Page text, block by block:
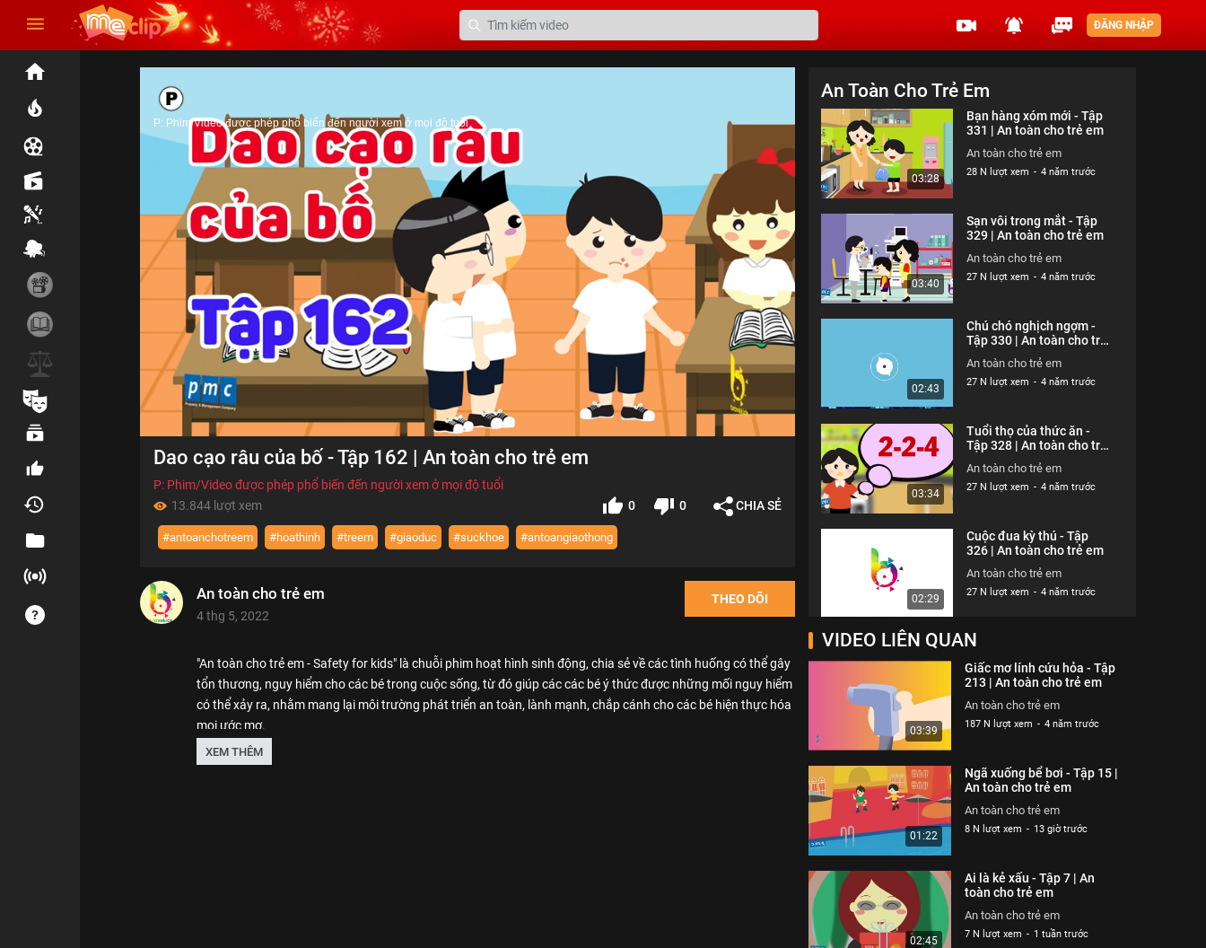
ĐĂNG NHẬP
Volume
70%
P: Phim/Video được phép phổ biến đến người xem ở mọi độ tuổi
Dao cạo râu của bố - Tập 162 | An toàn cho trẻ em
P: Phim/Video được phép phổ biến đến người xem ở mọi độ tuổi
13.844 lượt xem
0 0 CHIA SẺ
#antoanchotreem #hoathinh #treem #giaoduc #suckhoe #antoangiaothong
An toàn cho trẻ em
4 thg 5, 2022
THEO DÕI
"An toàn cho trẻ em - Safety for kids" là chuỗi phim hoạt hình sinh động, chia sẻ về các tình huống có thể gây
tổn thương, nguy hiểm cho các bé trong cuộc sống, từ đó giúp các các bé ý thức được những mối nguy hiểm
có thể xảy ra, nhằm mang lại môi trường phát triển an toàn, lành mạnh, chắp cánh cho các bé hiện thực hóa
mọi ước mơ.
We care about safety of children. SK VN provide free educational sources and materials of kid safety.
XEM THÊM
An Toàn Cho Trẻ Em
03:28
Bạn hàng xóm mới - Tập
331 | An toàn cho trẻ em
An toàn cho trẻ em
28 N lượt xem - 4 năm trước
03:40
Sạn vôi trong mắt - Tập
329 | An toàn cho trẻ em
An toàn cho trẻ em
27 N lượt xem - 4 năm trước
02:43
Chú chó nghịch ngợm -
Tập 330 | An toàn cho trẻ
An toàn cho trẻ em
27 N lượt xem - 4 năm trước
03:34
Tuổi thọ của thức ăn -
Tập 328 | An toàn cho trẻ
An toàn cho trẻ em
27 N lượt xem - 4 năm trước
02:29
Cuộc đua kỳ thú - Tập
326 | An toàn cho trẻ em
An toàn cho trẻ em
27 N lượt xem - 4 năm trước
02:13
Thói quen xấu xí - Tập
An toàn cho trẻ em
03:23
em
An toàn cho trẻ em
03:42
cho trẻ em
An toàn cho trẻ em
VIDEO LIÊN QUAN
03:39
Giấc mơ lính cứu hỏa - Tập
213 | An toàn cho trẻ em
An toàn cho trẻ em
187 N lượt xem - 4 năm trước
01:22
Ngã xuống bể bơi - Tập 15 |
An toàn cho trẻ em
An toàn cho trẻ em
8 N lượt xem - 13 giờ trước
02:45
Ai là kẻ xấu - Tập 7 | An
toàn cho trẻ em
An toàn cho trẻ em
7 N lượt xem - 1 tuần trước